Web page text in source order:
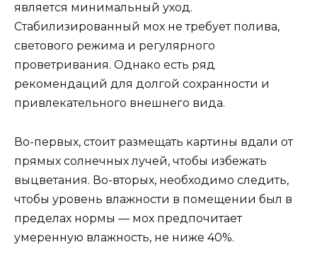
является минимальный уход.
Стабилизированный мох не требует полива,
светового режима и регулярного
проветривания. Однако есть ряд
рекомендаций для долгой сохранности и
привлекательного внешнего вида.
Во-первых, стоит размещать картины вдали от
прямых солнечных лучей, чтобы избежать
выцветания. Во-вторых, необходимо следить,
чтобы уровень влажности в помещении был в
пределах нормы — мох предпочитает
умеренную влажность, не ниже 40%.